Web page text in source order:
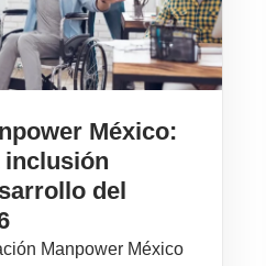
México:
inclusión
del
Manpower México